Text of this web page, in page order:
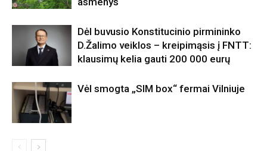
Dėl buvusio Konstitucinio pirmininko
D.Žalimo veiklos – kreipimąsis į FNTT:
klausimų kelia gauti 200 000 eurų
Vėl smogta „SIM box“ fermai Vilniuje